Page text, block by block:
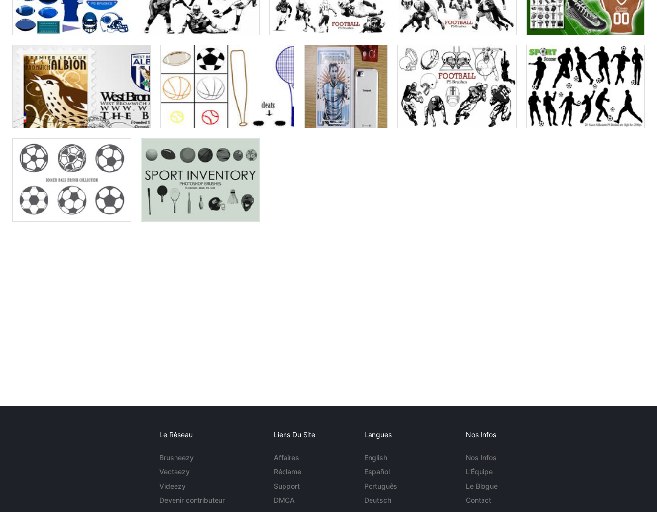
Le Réseau
Brusheezy
Vecteezy
Videezy
Devenir contributeur
Liens Du Site
Affaires
Réclame
Support
DMCA
Langues
English
Español
Português
Deutsch
Nos Infos
Nos Infos
L'Équipe
Le Blogue
Contact